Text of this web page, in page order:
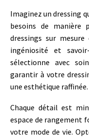
Imaginez un dressing
besoins de manière
dressings sur
ingéniosité et
sélectionne avec
garantir à votre
une esthétique raffinée.
Chaque détail est
espace de rangement
votre mode de vie.